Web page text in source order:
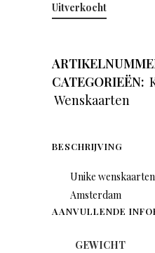
Uitverkocht
CATEGORIEËN:
Wenskaarten
BESCHRIJVING
Unike
Amsterdam
AANVULLENDE
GEWICHT